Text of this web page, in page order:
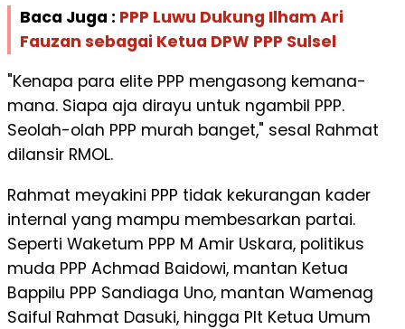
Baca Juga : PPP Luwu Dukung Ilham Ari
Fauzan sebagai Ketua DPW PPP Sulsel
"Kenapa para elite PPP mengasong kemana-
mana. Siapa aja dirayu untuk ngambil PPP.
Seolah-olah PPP murah banget," sesal Rahmat
dilansir RMOL.
Rahmat meyakini PPP tidak kekurangan kader
internal yang mampu membesarkan partai.
Seperti Waketum PPP M Amir Uskara, politikus
muda PPP Achmad Baidowi, mantan Ketua
Bappilu PPP Sandiaga Uno, mantan Wamenag
Saiful Rahmat Dasuki, hingga Plt Ketua Umum